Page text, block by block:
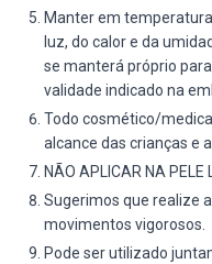
Manter em
luz, do calor e da
se manterá próprio
validade indicado na
Todo cosmético/
alcance das crianças e
NÃO APLICAR NA PELE
Sugerimos que realize
movimentos vigorosos.
Pode ser utilizado